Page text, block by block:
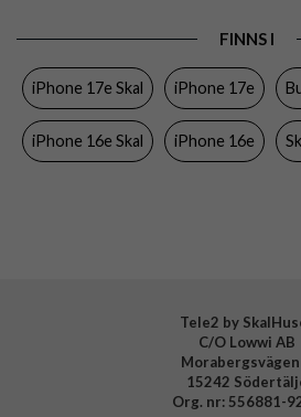
Material Hårdplast
Tillverkarens art nr
FINNS I
iPhone 17e Skal iPhone 17e
iPhone 16e Skal iPhone 16e
Tele2 by
C/O Lowwi AB
15242
Org. nr: 556881-